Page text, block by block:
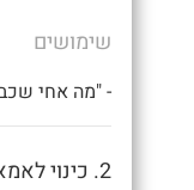
שימושים
- "מה אחי
2. כינוי לאמא של בן שרמוטה.